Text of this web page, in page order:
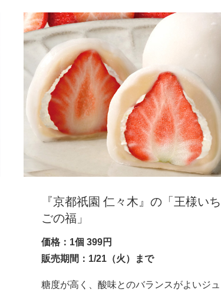
『京都祇園 仁々木』の「王様いち
ごの福」
価格：1個 399円
販売期間：1/21（火）まで
糖度が高く、酸味とのバランスがよいジュ